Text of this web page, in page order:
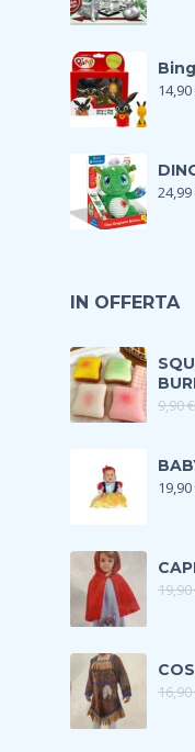
14,90
24,99
IN OFFERTA
9,90€
19,90
19,90
16,90